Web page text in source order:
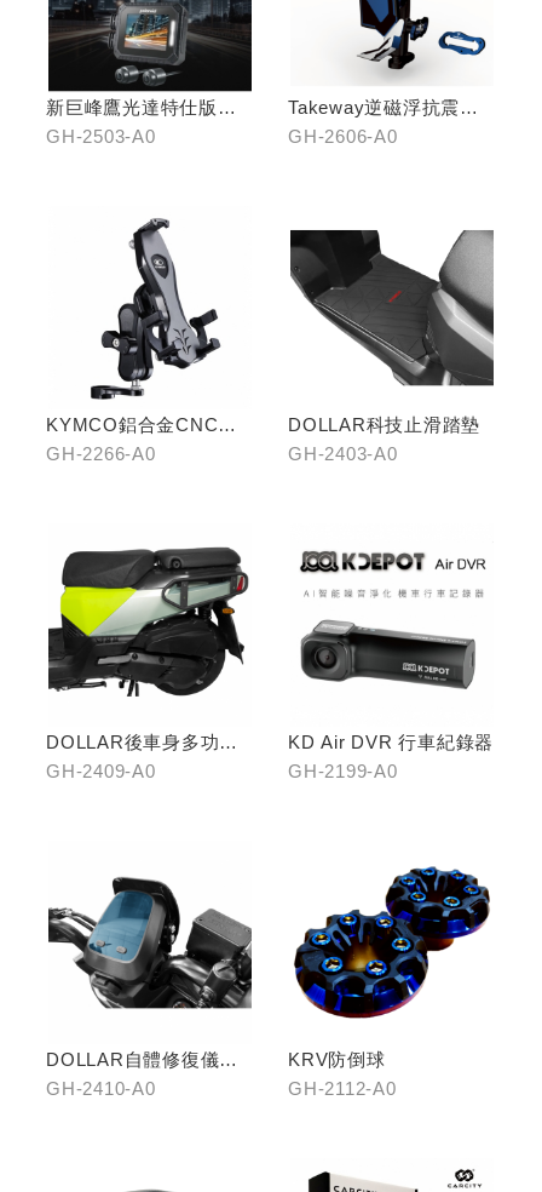
新巨峰鷹光達特仕版行
車紀錄器
GH-2503-A0
Takeway逆磁浮抗震手
機架
GH-2606-A0
KYMCO鋁合金CNC減
震手機架
GH-2266-A0
DOLLAR科技止滑踏墊
GH-2403-A0
DOLLAR後車身多功能
置物架
GH-2409-A0
KD Air DVR 行車紀錄器
GH-2199-A0
DOLLAR自體修復儀表
犀牛皮
GH-2410-A0
KRV防倒球
GH-2112-A0